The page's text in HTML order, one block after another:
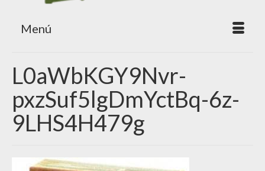
Menú
L0aWbKGY9Nvr-
pxzSuf5lgDmYctBq-6z-
9LHS4H479g